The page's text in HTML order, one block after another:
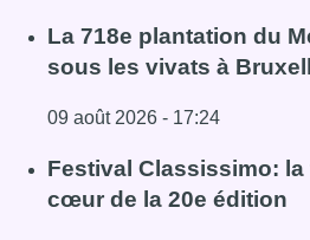
Lire l'article Au Meyboom,
La 718e plantation du
sous les vivats à
09 août 2026 - 17:24
Lire l'article La 718e
Festival Classissimo:
cœur de la 20e édition